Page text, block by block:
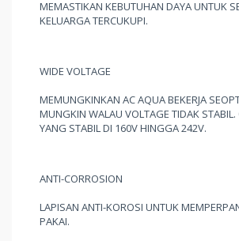
MEMASTIKAN KEBUTUHAN DAYA UNTUK
KELUARGA TERCUKUPI.
WIDE VOLTAGE
MEMUNGKINKAN AC AQUA BEKERJA
MUNGKIN WALAU VOLTAGE TIDAK STABIL.
YANG STABIL DI 160V HINGGA 242V.
ANTI-CORROSION
LAPISAN ANTI-KOROSI UNTUK
PAKAI.